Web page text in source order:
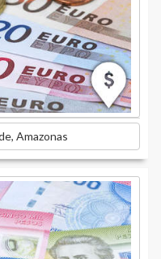
Amazonas